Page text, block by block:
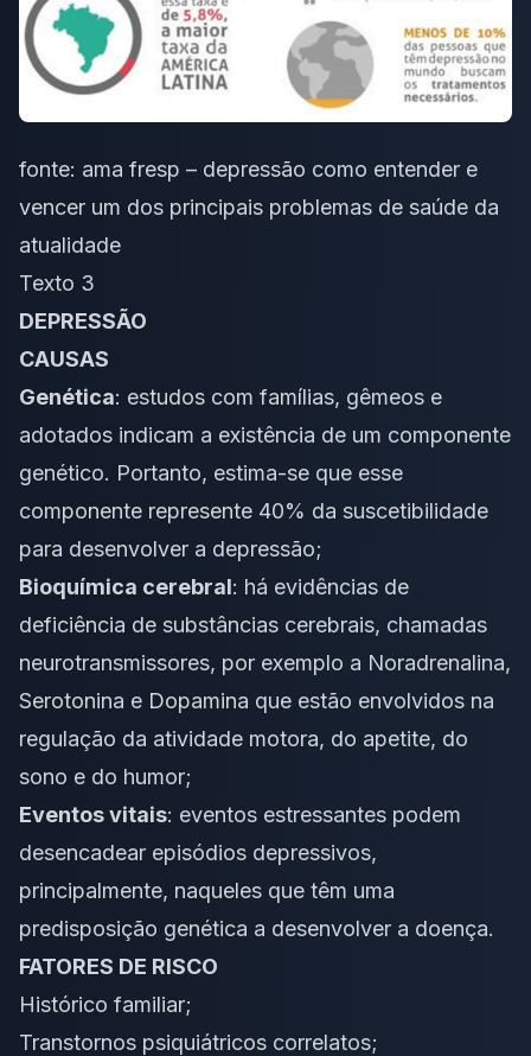
fonte: ama fresp – depressão como entender e
vencer um dos principais problemas de saúde da
atualidade
Texto 3
DEPRESSÃO
CAUSAS
Genética: estudos com famílias, gêmeos e
adotados indicam a existência de um componente
genético. Portanto, estima-se que esse
componente represente 40% da suscetibilidade
para desenvolver a depressão;
Bioquímica cerebral: há evidências de
deficiência de substâncias cerebrais, chamadas
neurotransmissores, por exemplo a Noradrenalina,
Serotonina e Dopamina que estão envolvidos na
regulação da atividade motora, do apetite, do
sono e do humor;
Eventos vitais: eventos estressantes podem
desencadear episódios depressivos,
principalmente, naqueles que têm uma
predisposição genética a desenvolver a doença.
FATORES DE RISCO
Histórico familiar;
Transtornos psiquiátricos correlatos;